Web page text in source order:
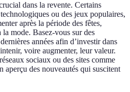
dans la revente. Certains
ou des jeux populaires,
après la période des fêtes,
mode. Basez-vous sur des
années afin d’investir dans
voire augmenter, leur valeur.
sociaux ou des sites comme
aperçu des nouveautés qui suscitent